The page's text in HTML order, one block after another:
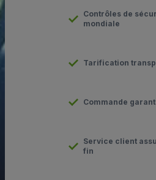
Contrôles de
mondiale
Tarification
Commande
Service client
fin